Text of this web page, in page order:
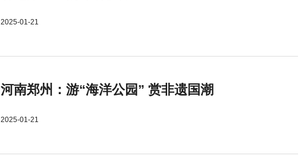
2025-01-21
河南郑州：游“海洋公园” 赏非遗国潮
2025-01-21